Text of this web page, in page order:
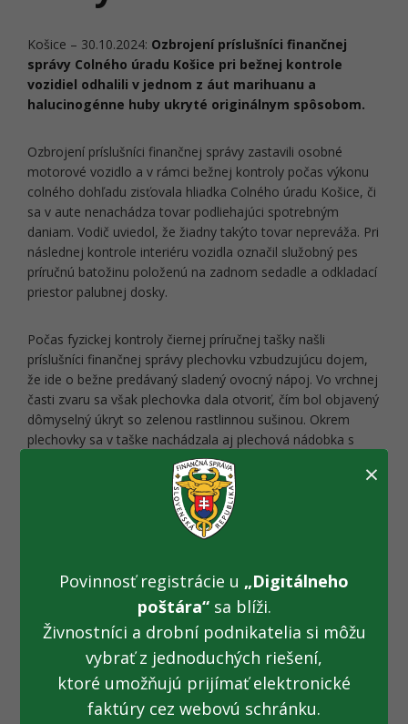
Košice – 30.10.2024: Ozbrojení príslušníci finančnej
správy Colného úradu Košice pri bežnej kontrole
vozidiel odhalili v jednom z áut marihuanu a
halucinogénne huby ukryté originálnym spôsobom.
Ozbrojení príslušníci finančnej správy zastavili osobné
motorové vozidlo a v rámci bežnej kontroly počas výkonu
colného dohľadu zisťovala hliadka Colného úradu Košice, či
sa v aute nenachádza tovar podliehajúci spotrebným
daniam. Vodič uviedol, že žiadny takýto tovar nepreváža. Pri
následnej kontrole interiéru vozidla označil služobný pes
príručnú batožinu položenú na zadnom sedadle a odkladací
priestor palubnej dosky.
Počas fyzickej kontroly čiernej príručnej tašky našli
príslušníci finančnej správy plechovku vzbudzujúcu dojem,
že ide o bežne predávaný sladený ovocný nápoj. Vo vrchnej
časti zvaru sa však plechovka dala otvoriť, čím bol objavený
dômyselný úkryt so zelenou rastlinnou sušinou. Okrem
plechovky sa v taške nachádzala aj plechová nádobka s
rovnakým obsahom. Vodič uviedol, že ide o THC a CBD
Kontrolou odkladacieho priestoru palubnej dosky pred
uzatvárateľné plastové vrecko s obsahom sušených húb.
Vodič sa priznal k ich vlastníctvu.
Zásahom ozbrojených príslušníkov finančnej správy sa tak
podarilo nájsť 14 gramov marihuany a halucinogénne huby.
Na základe vyššie uvedených zistení vzniklo dôvodné
podozrenie zo spáchania trestného činu neoprávneným
×
Povinnosť registrácie u „Digitálneho
poštára“sa blíži.
Živnostníci a drobní podnikatelia si môžu
vybrať z jednoduchých riešení,
ktoré umožňujú prijímať elektronické
faktúry cez webovú schránku.